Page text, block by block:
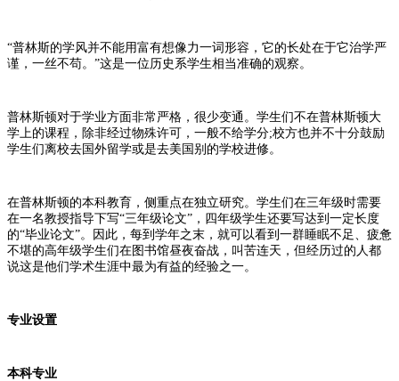
“普林斯的学风并不能用富有想像力一词形容，它的长处在于它治学严
谨，一丝不苟。”这是一位历史系学生相当准确的观察。
普林斯顿对于学业方面非常严格，很少变通。学生们不在普林斯顿大
学上的课程，除非经过物殊许可，一般不给学分;校方也并不十分鼓励
学生们离校去国外留学或是去美国别的学校进修。
在普林斯顿的本科教育，侧重点在独立研究。学生们在三年级时需要
在一名教授指导下写“三年级论文”，四年级学生还要写达到一定长度
的“毕业论文”。因此，每到学年之末，就可以看到一群睡眠不足、疲惫
不堪的高年级学生们在图书馆昼夜奋战，叫苦连天，但经历过的人都
说这是他们学术生涯中最为有益的经验之一。
专业设置
本科专业